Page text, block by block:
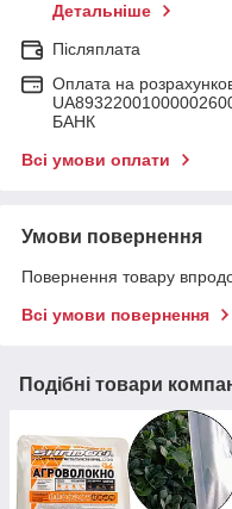
Детальніше
Післяплата
Оплата на
БАНК
Всі умови оплати
Умови повернення
Повернення товару
Всі умови повернення
Подібні товари